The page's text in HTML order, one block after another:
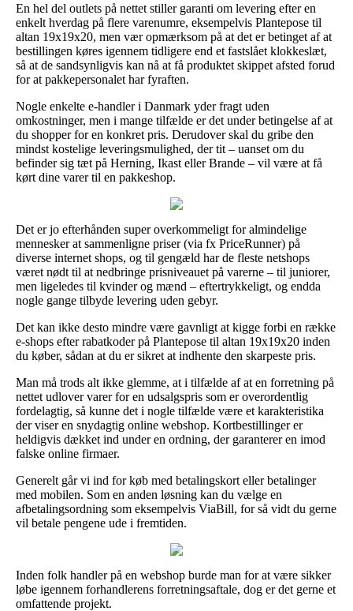
En hel del outlets på nettet stiller garanti om levering efter en
enkelt hverdag på flere varenumre, eksempelvis Plantepose til
altan 19x19x20, men vær opmærksom på at det er betinget af at
bestillingen køres igennem tidligere end et fastslået klokkeslæt,
så at de sandsynligvis kan nå at få produktet skippet afsted forud
for at pakkepersonalet har fyraften.
Nogle enkelte e-handler i Danmark yder fragt uden
omkostninger, men i mange tilfælde er det under betingelse af at
du shopper for en konkret pris. Derudover skal du gribe den
mindst kostelige leveringsmulighed, der tit – uanset om du
befinder sig tæt på Herning, Ikast eller Brande – vil være at få
kørt dine varer til en pakkeshop.
Det er jo efterhånden super overkommeligt for almindelige
mennesker at sammenligne priser (via fx PriceRunner) på
diverse internet shops, og til gengæld har de fleste netshops
været nødt til at nedbringe prisniveauet på varerne – til juniorer,
men ligeledes til kvinder og mænd – eftertrykkeligt, og endda
nogle gange tilbyde levering uden gebyr.
Det kan ikke desto mindre være gavnligt at kigge forbi en række
e-shops efter rabatkoder på Plantepose til altan 19x19x20 inden
du køber, sådan at du er sikret at indhente den skarpeste pris.
Man må trods alt ikke glemme, at i tilfælde af at en forretning på
nettet udlover varer for en udsalgspris som er overordentlig
fordelagtig, så kunne det i nogle tilfælde være et karakteristika
der viser en snydagtig online webshop. Kortbestillinger er
heldigvis dækket ind under en ordning, der garanterer en imod
falske online firmaer.
Generelt går vi ind for køb med betalingskort eller betalinger
med mobilen. Som en anden løsning kan du vælge en
afbetalingsordning som eksempelvis ViaBill, for så vidt du gerne
vil betale pengene ude i fremtiden.
Inden folk handler på en webshop burde man for at være sikker
løbe igennem forhandlerens forretningsaftale, dog er det gerne et
omfattende projekt.